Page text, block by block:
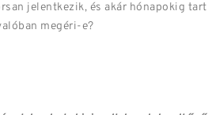
jelentkezik, és akár hónapokig tart
megéri-e?